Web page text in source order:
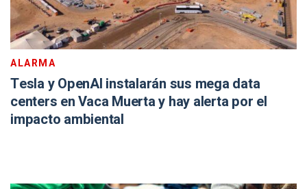
ALARMA
Tesla y OpenAI instalarán sus mega data
centers en Vaca Muerta y hay alerta por el
impacto ambiental